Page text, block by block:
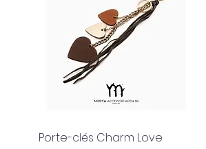
Aperçu rapide
Porte-clés Charm Love